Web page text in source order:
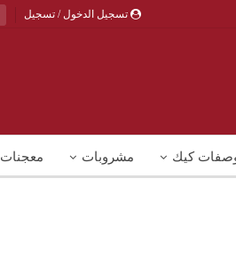
تسجيل الدخول / تسجيل
كيك مشروبات معجنات